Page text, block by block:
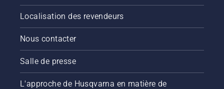
pour que
votre
pelouse
reste
saine et
pelouse
reste
saine et
luxuriante.
Localisation des revendeurs
Nous contacter
Salle de presse
L'approche de Husqvarna en matière de